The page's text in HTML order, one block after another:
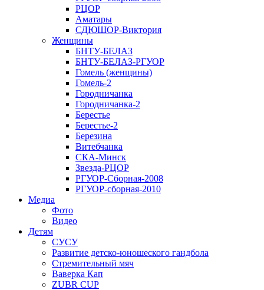
РЦОР
Аматары
СДЮШОР-Виктория
Женщины
БНТУ-БЕЛАЗ
БНТУ-БЕЛАЗ-РГУОР
Гомель (женщины)
Гомель-2
Городничанка
Городничанка-2
Берестье
Берестье-2
Березина
Витебчанка
СКА-Минск
Звезда-РЦОР
РГУОР-Сборная-2008
РГУОР-сборная-2010
Медиа
Фото
Видео
Детям
СУСУ
Развитие детско-юношеского гандбола
Стремительный мяч
Ваверка Кап
ZUBR CUP